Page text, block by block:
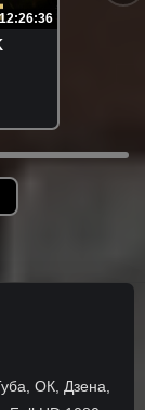
12:26:36
ОК, Дзена,